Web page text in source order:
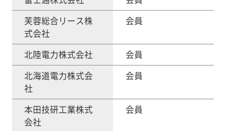
芙蓉総合リース株
式会社
会員
北陸電力株式会社
会員
北海道電力株式会
社
会員
本田技研工業株式
会社
会員